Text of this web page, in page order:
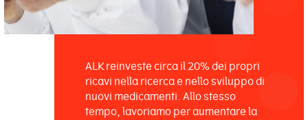
ALK reinveste circa il 20% dei propri
ricavi nella ricerca e nello sviluppo di
nuovi medicamenti. Allo stesso
tempo, lavoriamo per aumentare la